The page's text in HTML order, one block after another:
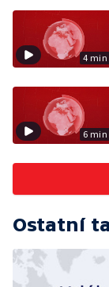
4 min
6 min
Ostatní